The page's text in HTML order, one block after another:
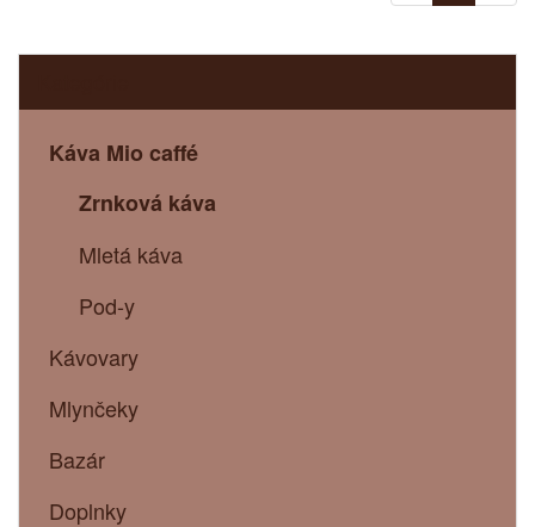
Káva Mio caffé
Zrnková káva
Mletá káva
Pod-y
Kávovary
Mlynčeky
Bazár
Doplnky